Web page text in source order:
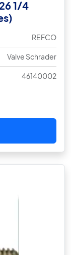
1/4
REFCO
Valve Schrader
46140002